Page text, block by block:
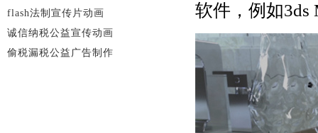
软件，例如3ds
flash法制宣传片动画
诚信纳税公益宣传动画
偷税漏税公益广告制作